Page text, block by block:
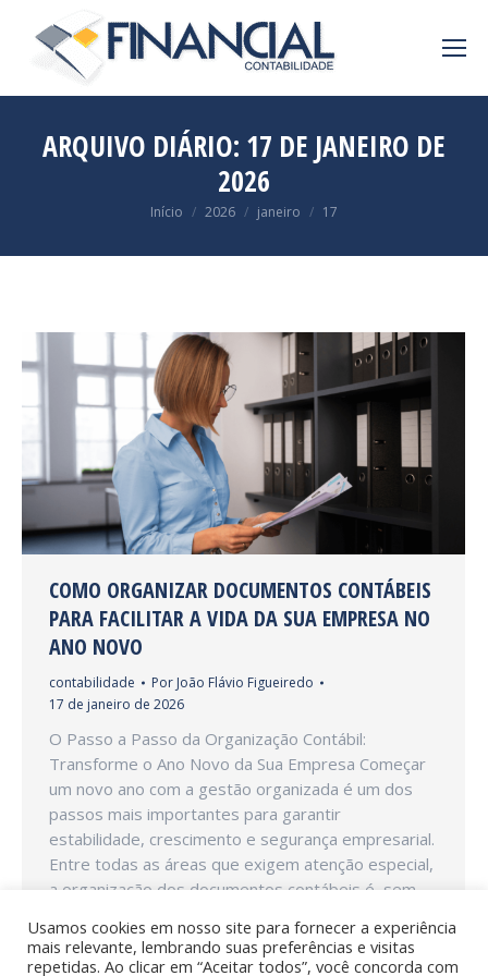
ARQUIVO DIÁRIO: 17 DE JANEIRO DE
2026
Início 2026 janeiro 17
COMO ORGANIZAR DOCUMENTOS CONTÁBEIS
PARA FACILITAR A VIDA DA SUA EMPRESA NO
ANO NOVO
contabilidade Por João Flávio Figueiredo
17 de janeiro de 2026
O Passo a Passo da Organização Contábil:
Transforme o Ano Novo da Sua Empresa Começar
um novo ano com a gestão organizada é um dos
passos mais importantes para garantir
estabilidade, crescimento e segurança empresarial.
Entre todas as áreas que exigem atenção especial,
a organização dos documentos contábeis é, sem
Usamos cookies em nosso site para fornecer a experiência
mais relevante, lembrando suas preferências e visitas
repetidas. Ao clicar em “Aceitar todos”, você concorda com